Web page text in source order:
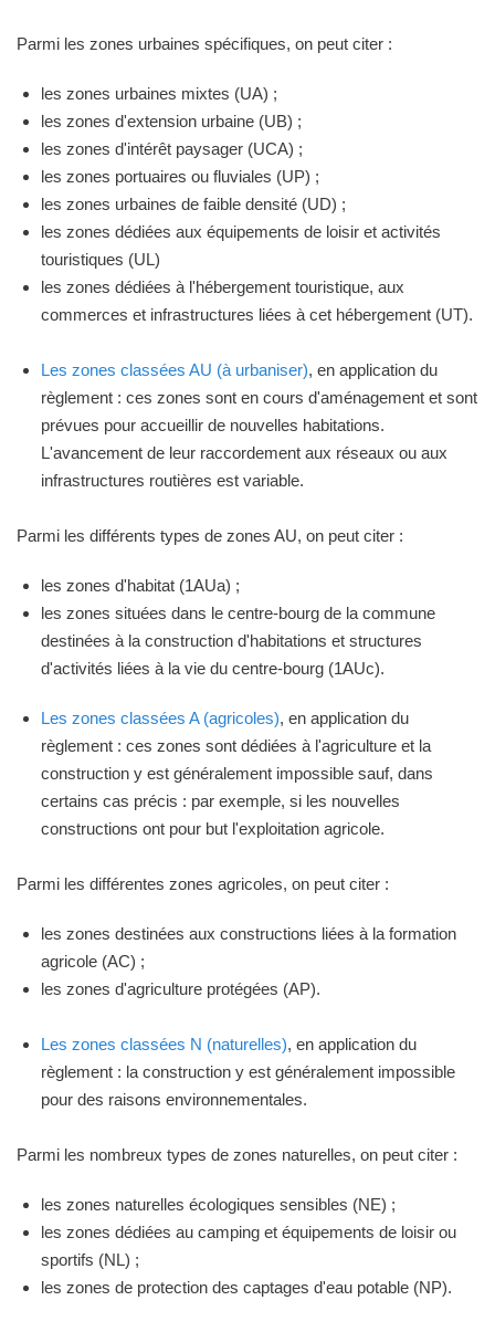
Parmi les zones urbaines spécifiques, on peut citer :
les zones urbaines mixtes (UA) ;
les zones d'extension urbaine (UB) ;
les zones d'intérêt paysager (UCA) ;
les zones portuaires ou fluviales (UP) ;
les zones urbaines de faible densité (UD) ;
les zones dédiées aux équipements de loisir et activités
touristiques (UL)
les zones dédiées à l'hébergement touristique, aux
commerces et infrastructures liées à cet hébergement (UT).
Les zones classées AU (à urbaniser), en application du
règlement : ces zones sont en cours d'aménagement et sont
prévues pour accueillir de nouvelles habitations.
L'avancement de leur raccordement aux réseaux ou aux
infrastructures routières est variable.
Parmi les différents types de zones AU, on peut citer :
les zones d'habitat (1AUa) ;
les zones situées dans le centre-bourg de la commune
destinées à la construction d'habitations et structures
d'activités liées à la vie du centre-bourg (1AUc).
Les zones classées A (agricoles), en application du
règlement : ces zones sont dédiées à l'agriculture et la
construction y est généralement impossible sauf, dans
certains cas précis : par exemple, si les nouvelles
constructions ont pour but l'exploitation agricole.
Parmi les différentes zones agricoles, on peut citer :
les zones destinées aux constructions liées à la formation
agricole (AC) ;
les zones d'agriculture protégées (AP).
Les zones classées N (naturelles), en application du
règlement : la construction y est généralement impossible
pour des raisons environnementales.
Parmi les nombreux types de zones naturelles, on peut citer :
les zones naturelles écologiques sensibles (NE) ;
les zones dédiées au camping et équipements de loisir ou
sportifs (NL) ;
les zones de protection des captages d'eau potable (NP).